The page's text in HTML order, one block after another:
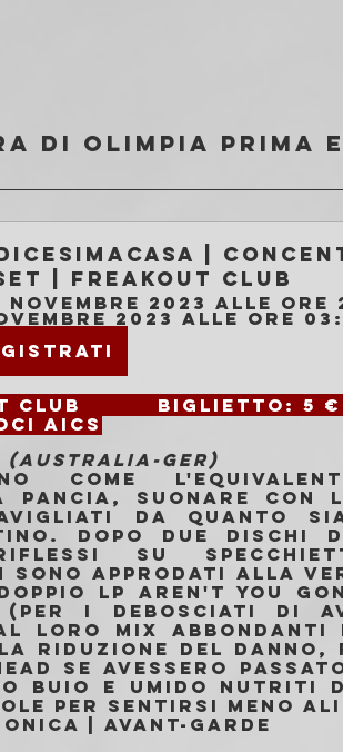
di OLIMPIA
|
| Freakout Club
novembre 2023 alle ore
2023 alle ore
Biglietto: 5
AICS
(AUSTRALIA-GER)
come
suonare con
da quanto
Dopo due dischi
su
sono approdati alla
LP Aren't You
(per i debosciati di
loro mix abbondanti
riduzione del danno,
se avessero
buio e umido nutriti
per sentirsi meno
| Avant-garde